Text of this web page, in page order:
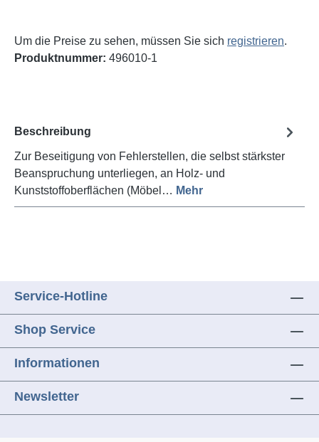
Um die Preise zu sehen, müssen Sie sich registrieren.
Produktnummer: 496010-1
Beschreibung
Zur Beseitigung von Fehlerstellen, die selbst stärkster
Beanspruchung unterliegen, an Holz- und
Kunststoffoberflächen (Möbel… Mehr
Service-Hotline
Shop Service
Informationen
Newsletter